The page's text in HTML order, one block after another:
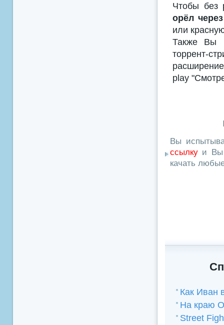
Чтобы без
орёл
или
Также Вы
торрент-
play
Вы
ссылку и Вы
качать
Как Иван
На краю
Street